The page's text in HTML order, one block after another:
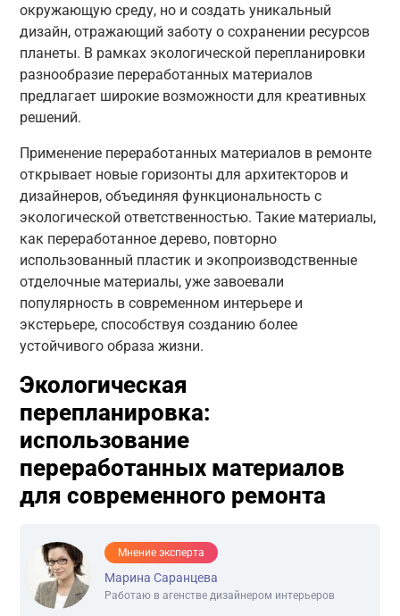
окружающую среду, но и создать уникальный
дизайн, отражающий заботу о сохранении ресурсов
планеты. В рамках экологической перепланировки
разнообразие переработанных материалов
предлагает широкие возможности для креативных
решений.
Применение переработанных материалов в ремонте
открывает новые горизонты для архитекторов и
дизайнеров, объединяя функциональность с
экологической ответственностью. Такие материалы,
как переработанное дерево, повторно
использованный пластик и экопроизводственные
отделочные материалы, уже завоевали
популярность в современном интерьере и
экстерьере, способствуя созданию более
устойчивого образа жизни.
Экологическая
перепланировка:
использование
переработанных материалов
для современного ремонта
Мнение эксперта
Марина Саранцева
Работаю в агенстве дизайнером интерьеров